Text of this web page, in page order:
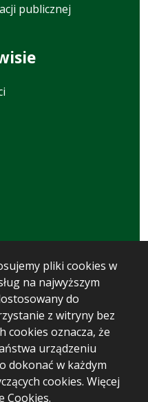
pliki cookies w
na najwyższym
do
z witryny bez
cookies oznacza, że
urządzeniu
dokonać w każdym
cookies. Więcej
Cookies.
publicznej